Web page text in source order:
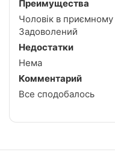
Преимущества
Чоловік в приємному
Задоволений
Недостатки
Нема
Комментарий
Все сподобалось